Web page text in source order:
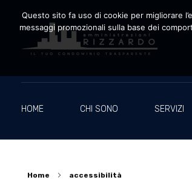
HOME CHI SONO SERVIZI
Home accessibilità
Questo sito fa uso di cookie per migliorare
messaggi promozionali sulla base dei